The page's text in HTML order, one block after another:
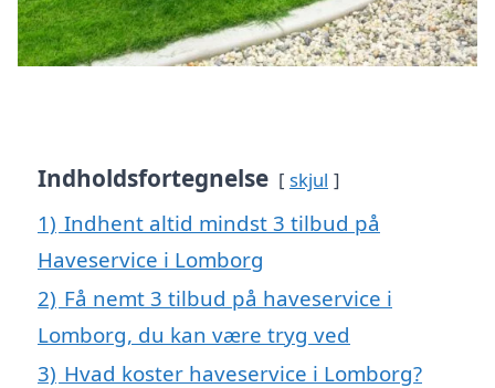
Indholdsfortegnelse skjul
1) Indhent altid mindst 3 tilbud på
Haveservice i Lomborg
2) Få nemt 3 tilbud på haveservice i
Lomborg, du kan være tryg ved
3) Hvad koster haveservice i Lomborg?